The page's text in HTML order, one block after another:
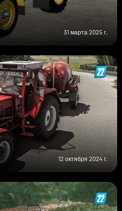
31 марта 2025 г.
12 октября 2024 г.